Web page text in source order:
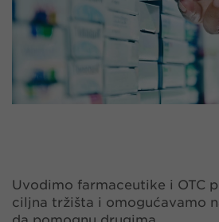
Uvodimo farmaceutike i OTC
ciljna tržišta i omogućavamo